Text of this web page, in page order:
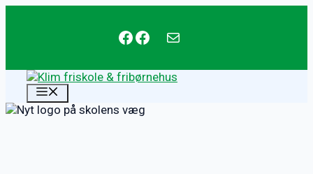
Facebook
Facebookmail@klim-friskole.dk